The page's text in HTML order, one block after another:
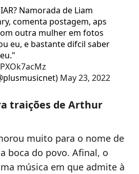
Namorada de Liam
comenta postagem, aps
outra mulher em fotos
eu, e bastante difcil saber
May 23, 2022
traições de Arthur
muito para o nome de
boca do povo. Afinal, o
música em que admite à